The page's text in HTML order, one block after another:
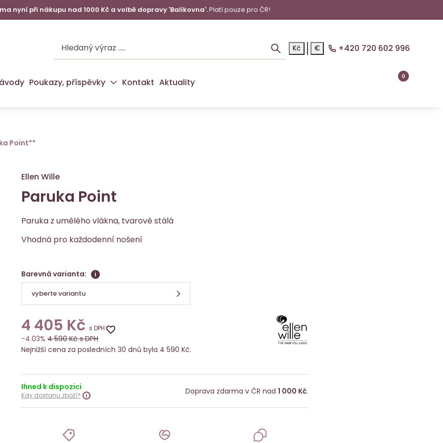
nyní při nákupu nad 1000 Kč a volbě dopravy 'Balíkovna'.Platí pouze pro ČR!
Kč € +420 720 602 996
Poukazy, příspěvky Kontakt Aktuality
0
Point**
Ellen Wille
Paruka Point
Paruka z umělého vlákna, tvarově stálá
Vhodná pro každodenní nošení
Barevná varianta: i
vyberte variantu
4 405 Kč s DPH
-4.03% 4 590Kč s DPH
Nejnižší cena za posledních 30 dnů byla 4 590 Kč.
Ihned k dispozici
Kdy dostanu zboží? Doprava zdarma v ČR nad 1 000 Kč.